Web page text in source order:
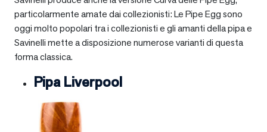
particolarmente amate dai collezionisti: Le Pipe Egg sono
oggi molto popolari tra i collezionisti e gli amanti della pipa e
Savinelli mette a disposizione numerose varianti di questa
forma classica.
Pipa Liverpool